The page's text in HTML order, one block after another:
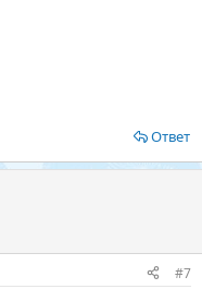
Ответ
#7